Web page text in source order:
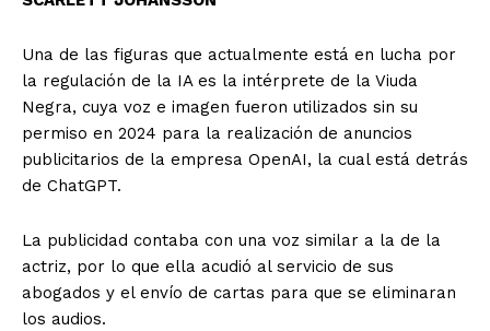
Una de las figuras que actualmente está en lucha por
la regulación de la IA es la intérprete de la Viuda
Negra, cuya voz e imagen fueron utilizados sin su
permiso en 2024 para la realización de anuncios
publicitarios de la empresa OpenAI, la cual está detrás
de ChatGPT.
La publicidad contaba con una voz similar a la de la
actriz, por lo que ella acudió al servicio de sus
abogados y el envío de cartas para que se eliminaran
los audios.